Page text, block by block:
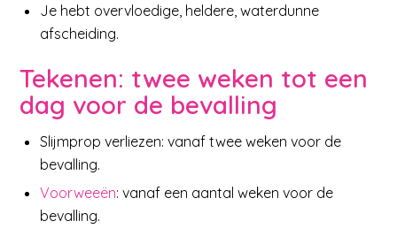
Je hebt overvloedige, heldere, waterdunne
afscheiding.
Tekenen: twee weken tot een
dag voor de bevalling
Slijmprop verliezen: vanaf twee weken voor de
bevalling.
Voorweeën: vanaf een aantal weken voor de
bevalling.